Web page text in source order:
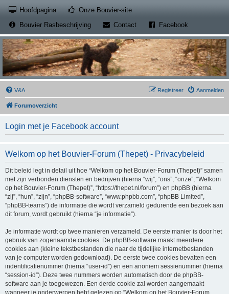
Hoofdpagina Onze Bouvier-site(Opens a new tab)
Bouvier Rasbeschrijving
Contact(Opens a new tab)
Facebook
V&A Aanmelden
Registreer
Forumoverzicht
Login met je Facebook account
Welkom op het Bouvier-Forum (Thepet) - Privacybeleid
Dit beleid legt in detail uit hoe “Welkom op het Bouvier-Forum (Thepet)” samen
met zijn verbonden diensten en bedrijven (hierna “wij”, “ons”, “onze”, “Welkom
op het Bouvier-Forum (Thepet)”, “https://thepet.nl/forum”) en phpBB (hierna
“zij”, “hun”, “zijn”, “phpBB-software”, “www.phpbb.com”, “phpBB Limited”,
“phpBB-teams”) de informatie die wordt verzameld gedurende een bezoek aan
dit forum, wordt gebruikt (hierna “je informatie”).
Je informatie wordt op twee manieren verzameld. De eerste manier is door het
gebruik van zogenaamde cookies. De phpBB-software maakt meerdere
cookies aan (kleine tekstbestanden die naar de tijdelijke internetbestanden
van je computer worden gedownload). De eerste twee cookies bevatten een
indentificatienummer (hierna “user-id”) en een anoniem sessienummer (hierna
“session-id”). Deze twee nummers worden automatisch door de phpBB-
software aan je toegewezen. Een derde cookie zal worden aangemaakt
wanneer je onderwerpen hebt gelezen op “Welkom op het Bouvier-Forum